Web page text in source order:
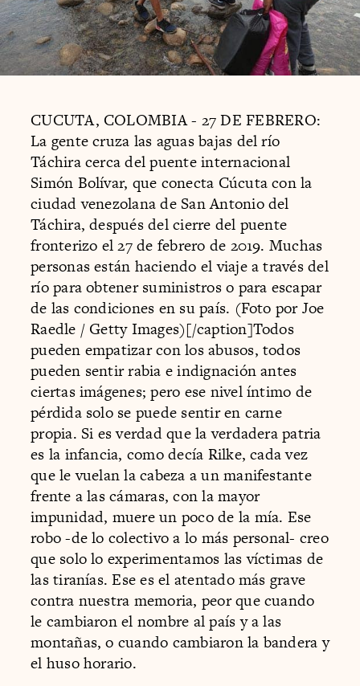
CUCUTA, COLOMBIA - 27 DE FEBRERO:
La gente cruza las aguas bajas del río
Táchira cerca del puente internacional
Simón Bolívar, que conecta Cúcuta con la
ciudad venezolana de San Antonio del
Táchira, después del cierre del puente
fronterizo el 27 de febrero de 2019. Muchas
personas están haciendo el viaje a través del
río para obtener suministros o para escapar
de las condiciones en su país. (Foto por Joe
Raedle / Getty Images)[/caption]Todos
pueden empatizar con los abusos, todos
pueden sentir rabia e indignación antes
ciertas imágenes; pero ese nivel íntimo de
pérdida solo se puede sentir en carne
propia. Si es verdad que la verdadera patria
es la infancia, como decía Rilke, cada vez
que le vuelan la cabeza a un manifestante
frente a las cámaras, con la mayor
impunidad, muere un poco de la mía. Ese
robo -de lo colectivo a lo más personal- creo
que solo lo experimentamos las víctimas de
las tiranías. Ese es el atentado más grave
contra nuestra memoria, peor que cuando
le cambiaron el nombre al país y a las
montañas, o cuando cambiaron la bandera y
el huso horario.